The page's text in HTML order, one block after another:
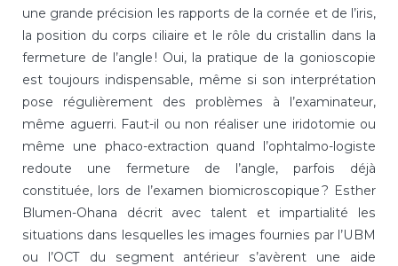
une grande précision les rapports de la cornée et de l’iris,
la position du corps ciliaire et le rôle du cristallin dans la
fermeture de l’angle ! Oui, la pratique de la gonioscopie
est toujours indispensable, même si son interprétation
pose régulièrement des problèmes à l’examinateur,
même aguerri. Faut-il ou non réaliser une iridotomie ou
même une phaco-extraction quand l’ophtalmo-logiste
redoute une fermeture de l’angle, parfois déjà
constituée, lors de l’examen biomicroscopique ? Esther
Blumen-Ohana décrit avec talent et impartialité les
situations dans lesquelles les images fournies par l’UBM
ou l’OCT du segment antérieur s’avèrent une aide